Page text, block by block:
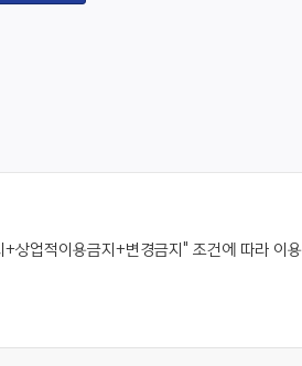
상업적이용금지+변경금지" 조건에 따라 이